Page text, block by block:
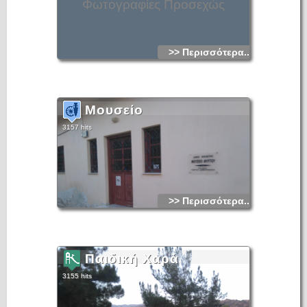
Φωτογραφίες Προσεχώς
>> Περισσότερα...
Μουσείο
3157 hits
>> Περισσότερα...
Παιδική Χαρά
3155 hits